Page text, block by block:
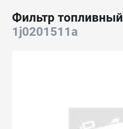
Фильтр топливный
1j0201511a